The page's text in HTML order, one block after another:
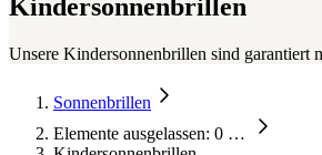
Kindersonnenbrillen
Unsere Kindersonnenbrillen sind garantiert
Sonnenbrillen
Elemente ausgelassen: 0 …